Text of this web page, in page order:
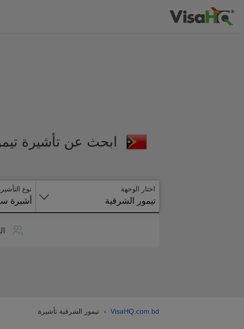
ابحث عن تأشيرة
اختار الوجهة
تيمور الشرقية
نوع
أشيرة
VisaHQ.com.bd
› تيمور الشرقية تأشيرة